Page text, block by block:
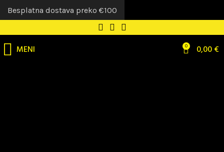
MENI 0 0,00€
Besplatna dostava preko €100